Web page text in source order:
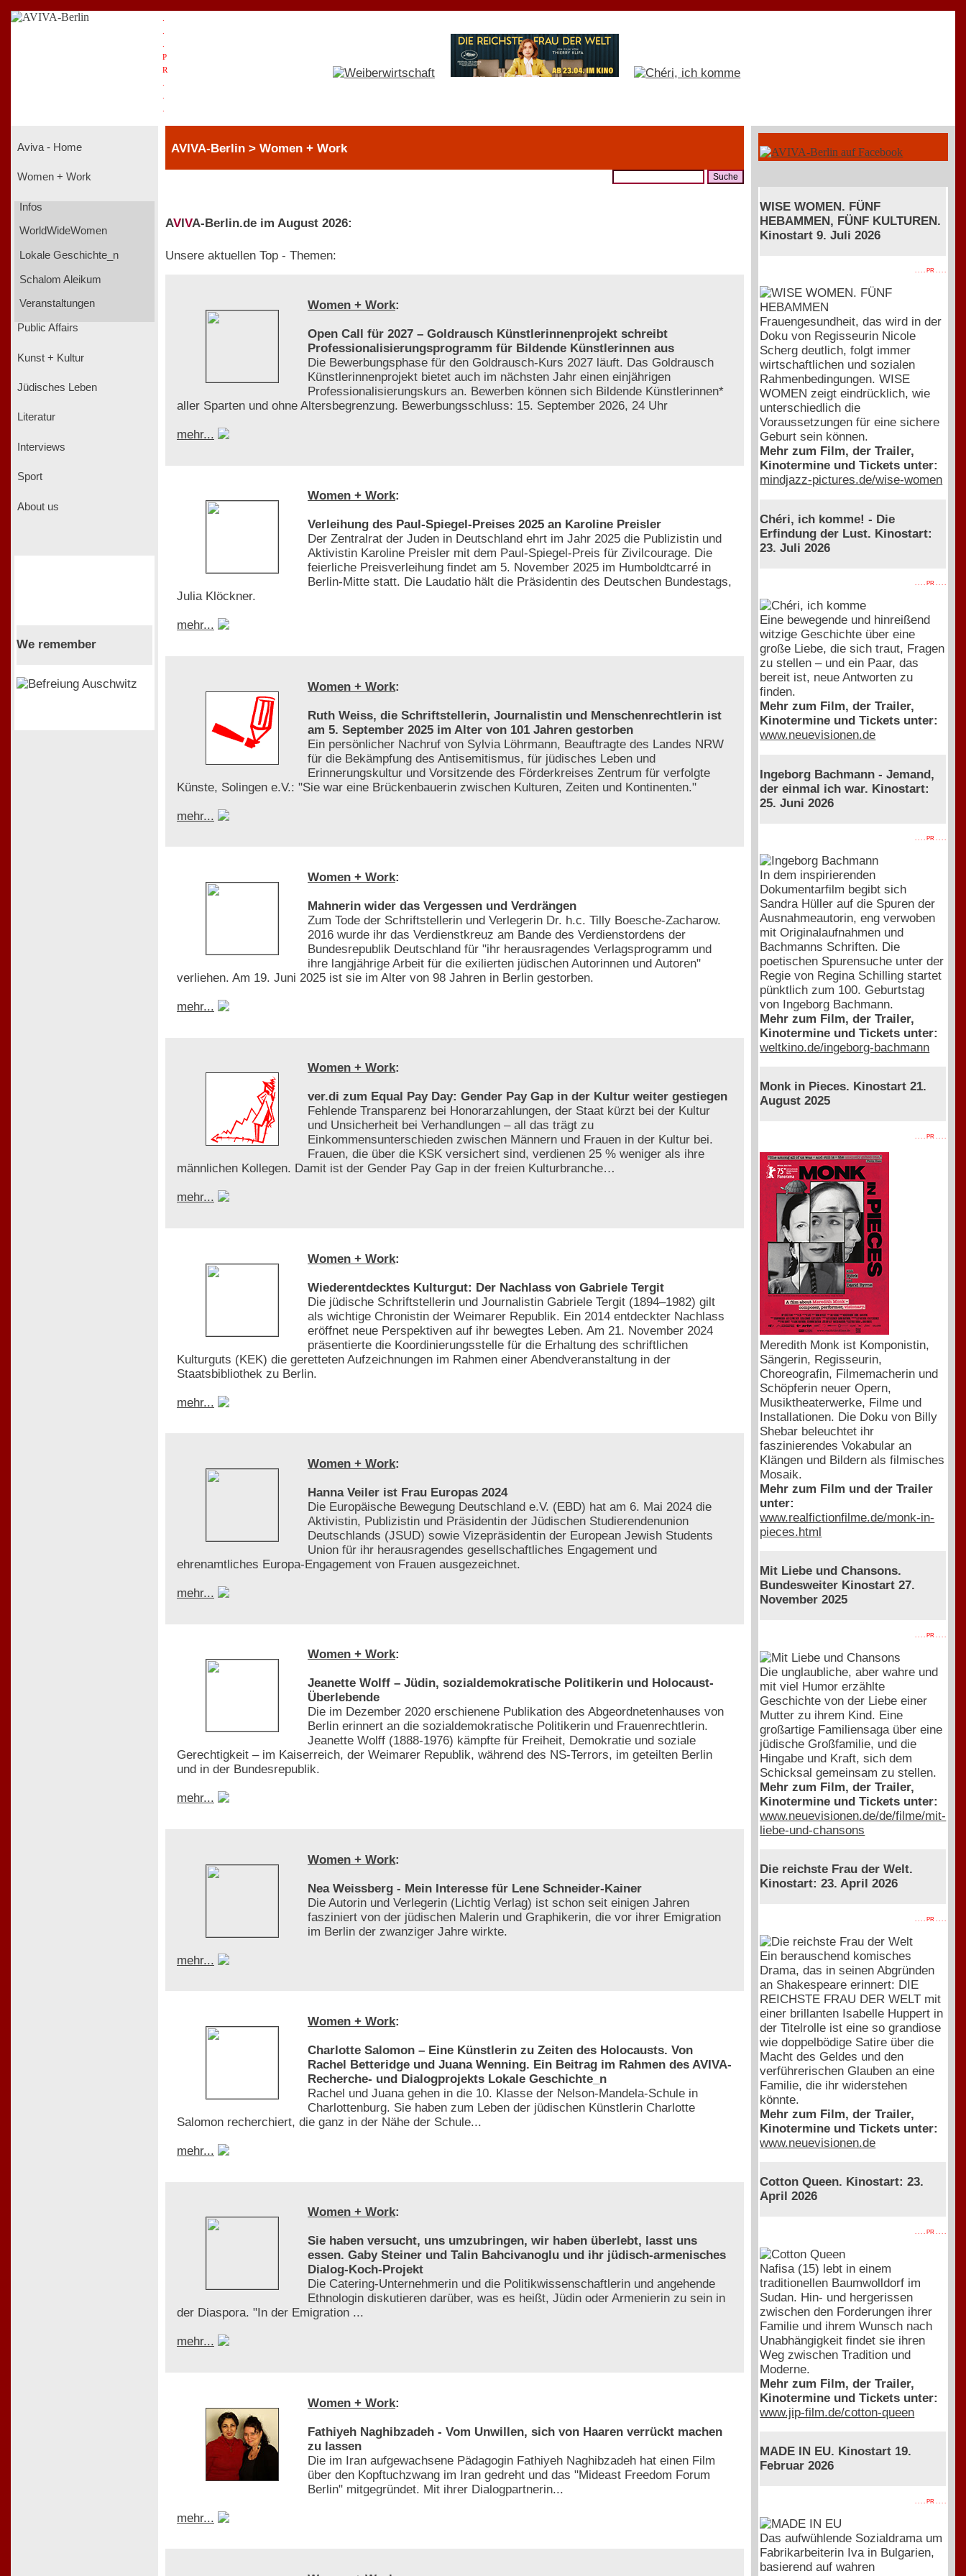
P
R
Aviva - Home
Women + Work
Infos
WorldWideWomen
Lokale Geschichte_n
Schalom Aleikum
Veranstaltungen
Public Affairs
Kunst + Kultur
Jüdisches Leben
Literatur
Interviews
Sport
About us
We remember
AVIVA-Berlin > Women + Work
AVIVA-Berlin.de im August 2026:
Unsere aktuellen Top - Themen:
Women + Work:
Open Call für 2027 – Goldrausch Künstlerinnenprojekt schreibt
Professionalisierungsprogramm für Bildende Künstlerinnen aus
Die Bewerbungsphase für den Goldrausch-Kurs 2027 läuft. Das Goldrausch
Künstlerinnenprojekt bietet auch im nächsten Jahr einen einjährigen
Professionalisierungskurs an. Bewerben können sich Bildende Künstlerinnen*
aller Sparten und ohne Altersbegrenzung. Bewerbungsschluss: 15. September 2026, 24 Uhr
mehr...
Women + Work:
Verleihung des Paul-Spiegel-Preises 2025 an Karoline Preisler
Der Zentralrat der Juden in Deutschland ehrt im Jahr 2025 die Publizistin und
Aktivistin Karoline Preisler mit dem Paul-Spiegel-Preis für Zivilcourage. Die
feierliche Preisverleihung findet am 5. November 2025 im Humboldtcarré in
Berlin-Mitte statt. Die Laudatio hält die Präsidentin des Deutschen Bundestags,
Julia Klöckner.
mehr...
Women + Work:
Ruth Weiss, die Schriftstellerin, Journalistin und Menschenrechtlerin ist
am 5. September 2025 im Alter von 101 Jahren gestorben
Ein persönlicher Nachruf von Sylvia Löhrmann, Beauftragte des Landes NRW
für die Bekämpfung des Antisemitismus, für jüdisches Leben und
Erinnerungskultur und Vorsitzende des Förderkreises Zentrum für verfolgte
Künste, Solingen e.V.: "Sie war eine Brückenbauerin zwischen Kulturen, Zeiten und Kontinenten."
mehr...
Women + Work:
Mahnerin wider das Vergessen und Verdrängen
Zum Tode der Schriftstellerin und Verlegerin Dr. h.c. Tilly Boesche-Zacharow.
2016 wurde ihr das Verdienstkreuz am Bande des Verdienstordens der
Bundesrepublik Deutschland für "ihr herausragendes Verlagsprogramm und
ihre langjährige Arbeit für die exilierten jüdischen Autorinnen und Autoren"
verliehen. Am 19. Juni 2025 ist sie im Alter von 98 Jahren in Berlin gestorben.
mehr...
Women + Work:
ver.di zum Equal Pay Day: Gender Pay Gap in der Kultur weiter gestiegen
Fehlende Transparenz bei Honorarzahlungen, der Staat kürzt bei der Kultur
und Unsicherheit bei Verhandlungen – all das trägt zu
Einkommensunterschieden zwischen Männern und Frauen in der Kultur bei.
Frauen, die über die KSK versichert sind, verdienen 25 % weniger als ihre
männlichen Kollegen. Damit ist der Gender Pay Gap in der freien Kulturbranche…
mehr...
Women + Work:
Wiederentdecktes Kulturgut: Der Nachlass von Gabriele Tergit
Die jüdische Schriftstellerin und Journalistin Gabriele Tergit (1894–1982) gilt
als wichtige Chronistin der Weimarer Republik. Ein 2014 entdeckter Nachlass
eröffnet neue Perspektiven auf ihr bewegtes Leben. Am 21. November 2024
präsentierte die Koordinierungsstelle für die Erhaltung des schriftlichen
Kulturguts (KEK) die geretteten Aufzeichnungen im Rahmen einer Abendveranstaltung in der
Staatsbibliothek zu Berlin.
mehr...
Women + Work:
Hanna Veiler ist Frau Europas 2024
Die Europäische Bewegung Deutschland e.V. (EBD) hat am 6. Mai 2024 die
Aktivistin, Publizistin und Präsidentin der Jüdischen Studierendenunion
Deutschlands (JSUD) sowie Vizepräsidentin der European Jewish Students
Union für ihr herausragendes gesellschaftliches Engagement und
ehrenamtliches Europa-Engagement von Frauen ausgezeichnet.
mehr...
Women + Work:
Jeanette Wolff – Jüdin, sozialdemokratische Politikerin und Holocaust-
Überlebende
Die im Dezember 2020 erschienene Publikation des Abgeordnetenhauses von
Berlin erinnert an die sozialdemokratische Politikerin und Frauenrechtlerin.
Jeanette Wolff (1888-1976) kämpfte für Freiheit, Demokratie und soziale
Gerechtigkeit – im Kaiserreich, der Weimarer Republik, während des NS-Terrors, im geteilten Berlin
und in der Bundesrepublik.
mehr...
Women + Work:
Nea Weissberg - Mein Interesse für Lene Schneider-Kainer
Die Autorin und Verlegerin (Lichtig Verlag) ist schon seit einigen Jahren
fasziniert von der jüdischen Malerin und Graphikerin, die vor ihrer Emigration
im Berlin der zwanziger Jahre wirkte.
mehr...
Women + Work:
Charlotte Salomon – Eine Künstlerin zu Zeiten des Holocausts. Von
Rachel Betteridge und Juana Wenning. Ein Beitrag im Rahmen des AVIVA-
Recherche- und Dialogprojekts Lokale Geschichte_n
Rachel und Juana gehen in die 10. Klasse der Nelson-Mandela-Schule in
Charlottenburg. Sie haben zum Leben der jüdischen Künstlerin Charlotte
Salomon recherchiert, die ganz in der Nähe der Schule...
mehr...
Women + Work:
Sie haben versucht, uns umzubringen, wir haben überlebt, lasst uns
essen. Gaby Steiner und Talin Bahcivanoglu und ihr jüdisch-armenisches
Dialog-Koch-Projekt
Die Catering-Unternehmerin und die Politikwissenschaftlerin und angehende
Ethnologin diskutieren darüber, was es heißt, Jüdin oder Armenierin zu sein in
der Diaspora. "In der Emigration ...
mehr...
Women + Work:
Fathiyeh Naghibzadeh - Vom Unwillen, sich von Haaren verrückt machen
zu lassen
Die im Iran aufgewachsene Pädagogin Fathiyeh Naghibzadeh hat einen Film
über den Kopftuchzwang im Iran gedreht und das "Mideast Freedom Forum
Berlin" mitgegründet. Mit ihrer Dialogpartnerin...
mehr...
WISE WOMEN. FÜNF
HEBAMMEN, FÜNF KULTUREN.
Kinostart 9. Juli 2026
. . . . PR . . . .
Frauengesundheit, das wird in der
Doku von Regisseurin Nicole
Scherg deutlich, folgt immer
wirtschaftlichen und sozialen
Rahmenbedingungen. WISE
WOMEN zeigt eindrücklich, wie
unterschiedlich die
Voraussetzungen für eine sichere
Geburt sein können.
Mehr zum Film, der Trailer,
Kinotermine und Tickets unter:
mindjazz-pictures.de/wise-women
Chéri, ich komme! - Die
Erfindung der Lust. Kinostart:
23. Juli 2026
. . . . PR . . . .
Eine bewegende und hinreißend
witzige Geschichte über eine
große Liebe, die sich traut, Fragen
zu stellen – und ein Paar, das
bereit ist, neue Antworten zu
finden.
Mehr zum Film, der Trailer,
Kinotermine und Tickets unter:
www.neuevisionen.de
Ingeborg Bachmann - Jemand,
der einmal ich war. Kinostart:
25. Juni 2026
. . . . PR . . . .
In dem inspirierenden
Dokumentarfilm begibt sich
Sandra Hüller auf die Spuren der
Ausnahmeautorin, eng verwoben
mit Originalaufnahmen und
Bachmanns Schriften. Die
poetischen Spurensuche unter der
Regie von Regina Schilling startet
pünktlich zum 100. Geburtstag
von Ingeborg Bachmann.
Mehr zum Film, der Trailer,
Kinotermine und Tickets unter:
weltkino.de/ingeborg-bachmann
Monk in Pieces. Kinostart 21.
August 2025
. . . . PR . . . .
Meredith Monk ist Komponistin,
Sängerin, Regisseurin,
Choreografin, Filmemacherin und
Schöpferin neuer Opern,
Musiktheaterwerke, Filme und
Installationen. Die Doku von Billy
Shebar beleuchtet ihr
faszinierendes Vokabular an
Klängen und Bildern als filmisches
Mosaik.
Mehr zum Film und der Trailer
unter:
www.realfictionfilme.de/monk-in-
pieces.html
Mit Liebe und Chansons.
Bundesweiter Kinostart 27.
November 2025
. . . . PR . . . .
Die unglaubliche, aber wahre und
mit viel Humor erzählte
Geschichte von der Liebe einer
Mutter zu ihrem Kind. Eine
großartige Familiensaga über eine
jüdische Großfamilie, und die
Hingabe und Kraft, sich dem
Schicksal gemeinsam zu stellen.
Mehr zum Film, der Trailer,
Kinotermine und Tickets unter:
www.neuevisionen.de/de/filme/mit-
liebe-und-chansons
Die reichste Frau der Welt.
Kinostart: 23. April 2026
. . . . PR . . . .
Ein berauschend komisches
Drama, das in seinen Abgründen
an Shakespeare erinnert: DIE
REICHSTE FRAU DER WELT mit
einer brillanten Isabelle Huppert in
der Titelrolle ist eine so grandiose
wie doppelbödige Satire über die
Macht des Geldes und den
verführerischen Glauben an eine
Familie, die ihr widerstehen
könnte.
Mehr zum Film, der Trailer,
Kinotermine und Tickets unter:
www.neuevisionen.de
Cotton Queen. Kinostart: 23.
April 2026
. . . . PR . . . .
Nafisa (15) lebt in einem
traditionellen Baumwolldorf im
Sudan. Hin- und hergerissen
zwischen den Forderungen ihrer
Familie und ihrem Wunsch nach
Unabhängigkeit findet sie ihren
Weg zwischen Tradition und
Moderne.
Mehr zum Film, der Trailer,
Kinotermine und Tickets unter:
www.jip-film.de/cotton-queen
MADE IN EU. Kinostart 19.
Februar 2026
. . . . PR . . . .
Das aufwühlende Sozialdrama um
Fabrikarbeiterin Iva in Bulgarien,
basierend auf wahren